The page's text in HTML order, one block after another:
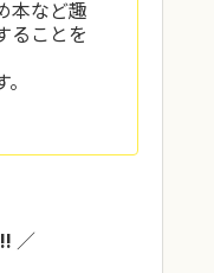
本など趣
ることを
／